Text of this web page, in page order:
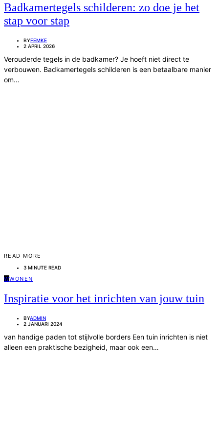
Badkamertegels schilderen: zo doe je het
stap voor stap
BYFEMKE
2 APRIL 2026
Verouderde tegels in de badkamer? Je hoeft niet direct te
verbouwen. Badkamertegels schilderen is een betaalbare manier
om…
READ MORE
3 MINUTE READ
WWONEN
Inspiratie voor het inrichten van jouw tuin
BYADMIN
2 JANUARI 2024
van handige paden tot stijlvolle borders Een tuin inrichten is niet
alleen een praktische bezigheid, maar ook een…